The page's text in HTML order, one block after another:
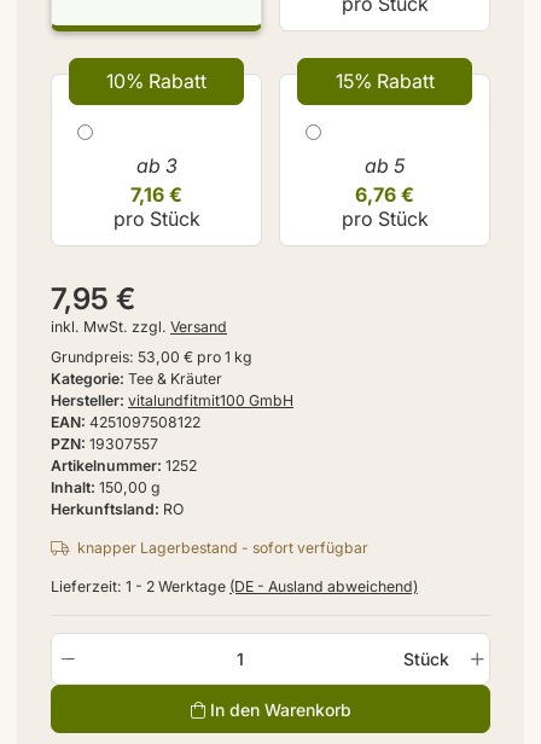
Inhalt 150,00 g
Hersteller vitalundfitmit100 GmbH
Artikelnummer 1252
PZN 19307557
EAN 4251097508122
Herkunftsland RO
Kategorie Tee & Kräuter
7,95 €
inkl. MwSt. zzgl. Versand
Grundpreis: 53,00 € pro 1 kg
Stück
In den Warenkorb
knapper Lagerbestand - sofort verfügbar
Lieferzeit: 1 - 2 Werktage (DE - Ausland abweichend)
10% Rabatt
ab 3
7,16 €
pro Stück
15% Rabatt
ab 5
6,76 €
pro Stück